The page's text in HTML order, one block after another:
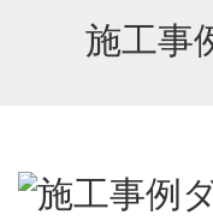
施工事